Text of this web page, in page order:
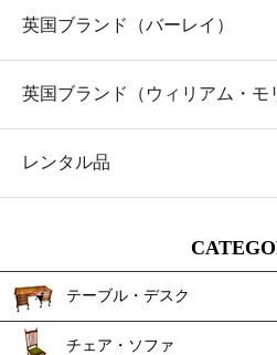
英国ブランド（バーレイ）
英国ブランド（ウィリアム・モ
レンタル品
テーブル・デスク
チェア・ソファ